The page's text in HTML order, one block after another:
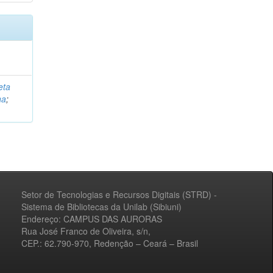
;
Setor de Tecnologias e Recursos Digitais (STRD) -
Sistema de Bibliotecas da Unilab (Sibiuni)
Endereço: CAMPUS DAS AURORAS
Rua José Franco de Oliveira, s/n,
CEP.: 62.790-970, Redenção – Ceará – Brasil